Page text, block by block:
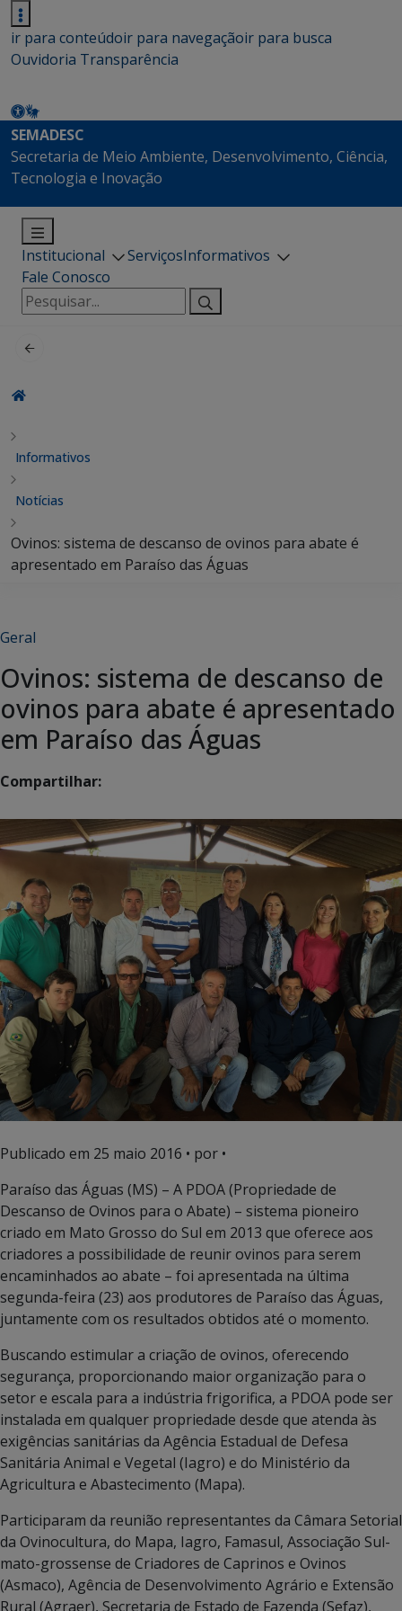
ir para conteúdoir para navegaçãoir para busca
Ouvidoria Transparência
SEMADESC
Secretaria de Meio Ambiente, Desenvolvimento, Ciência,
Tecnologia e Inovação
Institucional ServiçosInformativos
Fale Conosco
Pesquisar
por:
Informativos
Notícias
Ovinos: sistema de descanso de ovinos para abate é
apresentado em Paraíso das Águas
Geral
Ovinos: sistema de descanso de
ovinos para abate é apresentado
em Paraíso das Águas
Compartilhar:
Publicado em 25 maio 2016 • por •
Paraíso das Águas (MS) – A PDOA (Propriedade de
Descanso de Ovinos para o Abate) – sistema pioneiro
criado em Mato Grosso do Sul em 2013 que oferece aos
criadores a possibilidade de reunir ovinos para serem
encaminhados ao abate – foi apresentada na última
segunda-feira (23) aos produtores de Paraíso das Águas,
juntamente com os resultados obtidos até o momento.
Buscando estimular a criação de ovinos, oferecendo
segurança, proporcionando maior organização para o
setor e escala para a indústria frigorifica, a PDOA pode ser
instalada em qualquer propriedade desde que atenda às
exigências sanitárias da Agência Estadual de Defesa
Sanitária Animal e Vegetal (Iagro) e do Ministério da
Agricultura e Abastecimento (Mapa).
Participaram da reunião representantes da Câmara Setorial
da Ovinocultura, do Mapa, Iagro, Famasul, Associação Sul-
mato-grossense de Criadores de Caprinos e Ovinos
(Asmaco), Agência de Desenvolvimento Agrário e Extensão
Rural (Agraer), Secretaria de Estado de Fazenda (Sefaz),